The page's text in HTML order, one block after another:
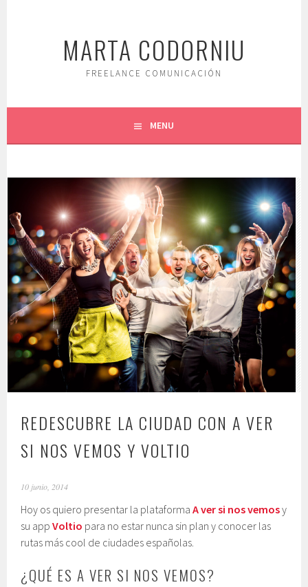
MARTA CODORNIU
FREELANCE COMUNICACIÓN
MENU
REDESCUBRE LA CIUDAD CON A VER
SI NOS VEMOS Y VOLTIO
10 junio, 2014
Hoy os quiero presentar la plataformaA ver si nos vemosy
su appVoltio para no estar nunca sin plan y conocer las
rutas más cool de ciudades españolas.
¿QUÉ ES A VER SI NOS VEMOS?